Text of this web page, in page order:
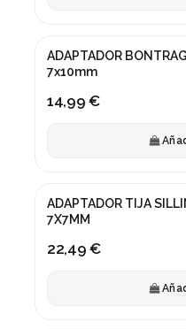
ADAPTADOR
7x10mm
14,99 €
ADAPTADOR TIJA
7X7MM
22,49 €